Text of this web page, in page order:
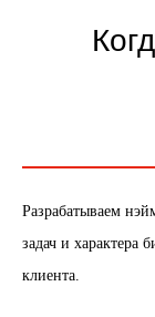
Разрабатываем
задач и характера
клиента.